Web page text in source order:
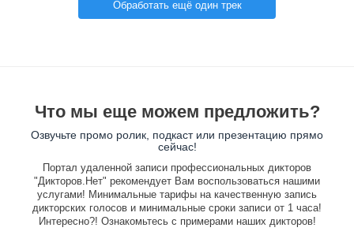
Обработать ещё один трек
Что мы еще можем предложить?
Озвучьте промо ролик, подкаст или презентацию прямо
сейчас!
Портал удаленной записи профессиональных дикторов
"Дикторов.Нет" рекомендует Вам воспользоваться нашими
услугами! Минимальные тарифы на качественную запись
дикторских голосов и минимальные сроки записи от 1 часа!
Интересно?! Ознакомьтесь с примерами наших дикторов!